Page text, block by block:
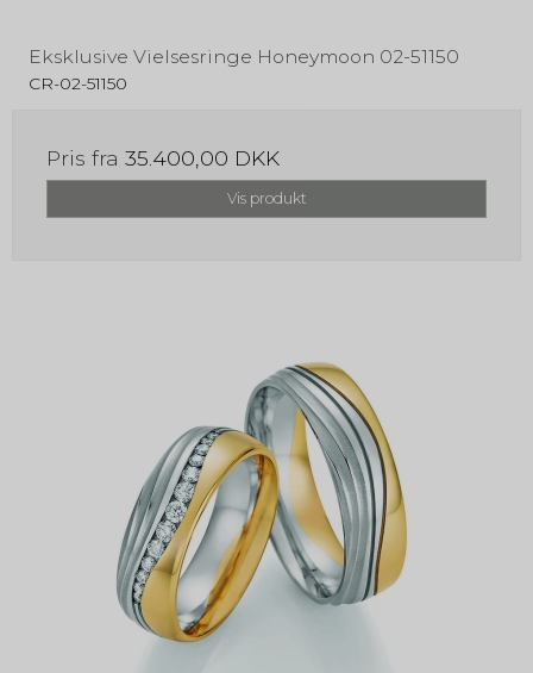
Eksklusive Vielsesringe Honeymoon 02-51150
CR-02-51150
Pris fra 35.400,00 DKK
Vis produkt